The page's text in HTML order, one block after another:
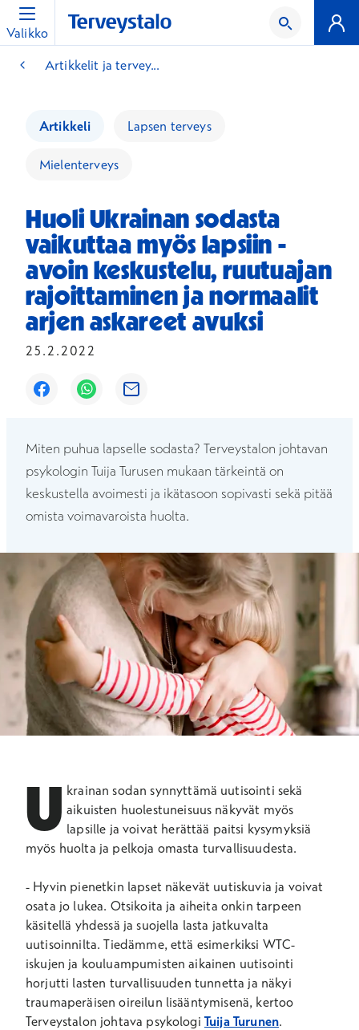
Valikko
Artikkelit ja tervey...
Artikkeli Lapsen terveys
Mielenterveys
Huoli Ukrainan sodasta
vaikuttaa myös lapsiin -
avoin keskustelu, ruutuajan
rajoittaminen ja normaalit
arjen askareet avuksi
25.2.2022
Avautuu uuteen ikkunaan
Avautuu uuteen ikkunaan
Avautuu uuteen ikkunaan
Miten puhua lapselle sodasta? Terveystalon johtavan
psykologin Tuija Turusen mukaan tärkeintä on
keskustella avoimesti ja ikätasoon sopivasti sekä pitää
omista voimavaroista huolta.
U krainan sodan synnyttämä uutisointi sekä
aikuisten huolestuneisuus näkyvät myös
lapsille ja voivat herättää paitsi kysymyksiä
myös huolta ja pelkoja omasta turvallisuudesta.
- Hyvin pienetkin lapset näkevät uutiskuvia ja voivat
osata jo lukea. Otsikoita ja aiheita onkin tarpeen
käsitellä yhdessä ja suojella lasta jatkuvalta
uutisoinnilta. Tiedämme, että esimerkiksi WTC-
iskujen ja kouluampumisten aikainen uutisointi
horjutti lasten turvallisuuden tunnetta ja näkyi
traumaperäisen oireilun lisääntymisenä, kertoo
Terveystalon johtava psykologi Tuija Turunen.